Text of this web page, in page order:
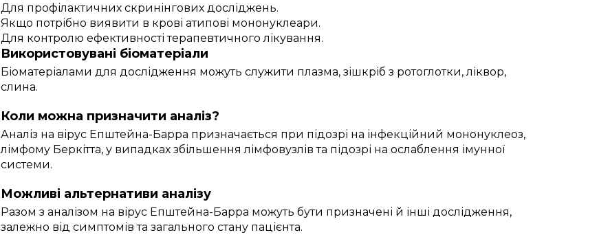
Для профілактичних скринінгових досліджень.
Якщо потрібно виявити в крові атипові мононуклеари.
Для контролю ефективності терапевтичного лікування.
Використовувані біоматеріали
Біоматеріалами для дослідження можуть служити плазма, зішкріб з ротоглотки, ліквор,
слина.
Коли можна призначити аналіз?
Аналіз на вірус Епштейна-Барра призначається при підозрі на інфекційний мононуклеоз,
лімфому Беркітта, у випадках збільшення лімфовузлів та підозрі на ослаблення імунної
системи.
Можливі альтернативи аналізу
Разом з аналізом на вірус Епштейна-Барра можуть бути призначені й інші дослідження,
залежно від симптомів та загального стану пацієнта.